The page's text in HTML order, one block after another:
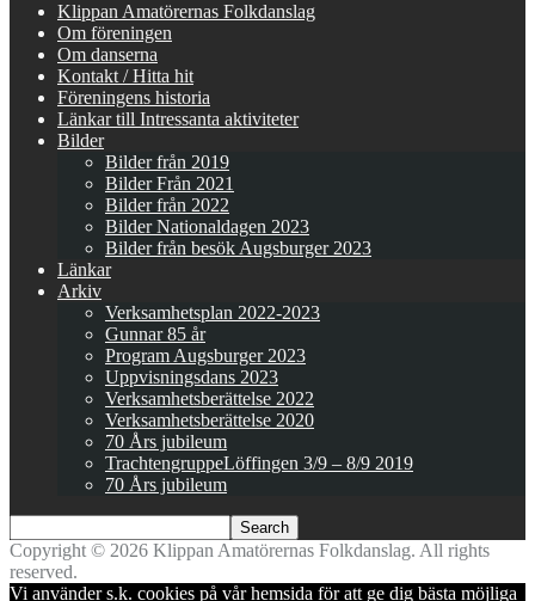
Klippan Amatörernas Folkdanslag
Om föreningen
Om danserna
Kontakt / Hitta hit
Föreningens historia
Länkar till Intressanta aktiviteter
Bilder
Bilder från 2019
Bilder Från 2021
Bilder från 2022
Bilder Nationaldagen 2023
Bilder från besök Augsburger 2023
Länkar
Arkiv
Verksamhetsplan 2022-2023
Gunnar 85 år
Program Augsburger 2023
Uppvisningsdans 2023
Verksamhetsberättelse 2022
Verksamhetsberättelse 2020
70 Års jubileum
TrachtengruppeLöffingen 3/9 – 8/9 2019
70 Års jubileum
Copyright © 2026 Klippan Amatörernas Folkdanslag. All rights
reserved.
Vi använder s.k. cookies på vår hemsida för att ge dig bästa möjliga